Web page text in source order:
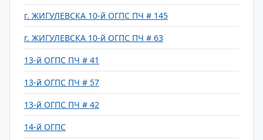
г. ЖИГУЛЕВСКА 10-й ОГПС ПЧ # 145
г. ЖИГУЛЕВСКА 10-й ОГПС ПЧ # 63
13-й ОГПС ПЧ # 41
13-й ОГПС ПЧ # 57
13-й ОГПС ПЧ # 42
14-й ОГПС